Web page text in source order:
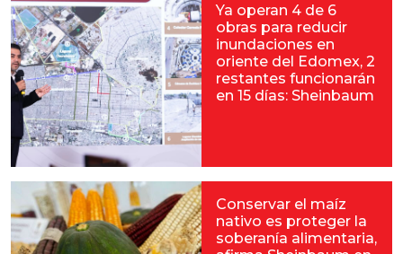
Ya operan 4 de 6
obras para reducir
inundaciones en
oriente del Edomex, 2
restantes funcionarán
en 15 días: Sheinbaum
Conservar el maíz
nativo es proteger la
soberanía alimentaria,